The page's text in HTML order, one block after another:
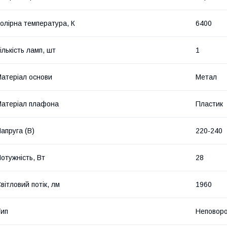
температура, К 6400
ламп, шт 1
основи Метал
плафона Пластик
(В) 220-240
Вт 28
потік, лм 1960